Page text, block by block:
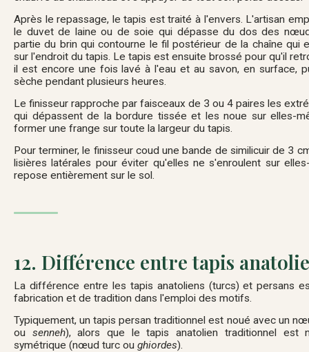
Après le repassage, le tapis est traité à l'envers. L'artisan
le duvet de laine ou de soie qui dépasse du dos des
partie du brin qui contourne le fil postérieur de la chaîne qui
sur l'endroit du tapis. Le tapis est ensuite brossé pour qu'il
il est encore une fois lavé à l'eau et au savon, en surface,
sèche pendant plusieurs heures.
Le finisseur rapproche par faisceaux de 3 ou 4 paires les
qui dépassent de la bordure tissée et les noue sur elles-
former une frange sur toute la largeur du tapis.
Pour terminer, le finisseur coud une bande de similicuir de 3
lisières latérales pour éviter qu'elles ne s'enroulent sur
repose entièrement sur le sol.
12. Différence entre tapis
La différence entre les tapis anatoliens (turcs) et persans
fabrication et de tradition dans l'emploi des motifs.
Typiquement, un tapis persan traditionnel est noué avec un
ou senneh), alors que le tapis anatolien traditionnel est
symétrique (nœud turc ou ghiordes).